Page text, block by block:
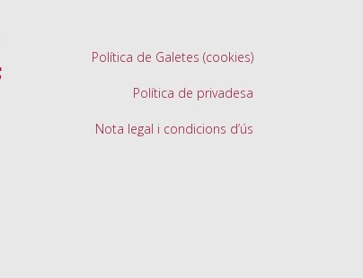
Política de Galetes (cookies)
Política de privadesa
Nota legal i condicions d’ús